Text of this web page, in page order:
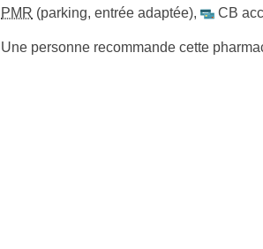
PMR (parking, entrée adaptée), CB
Une personne recommande cette